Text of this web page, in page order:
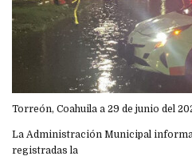
Torreón, Coahuila a 29 de junio del
La Administración Municipal
registradas la